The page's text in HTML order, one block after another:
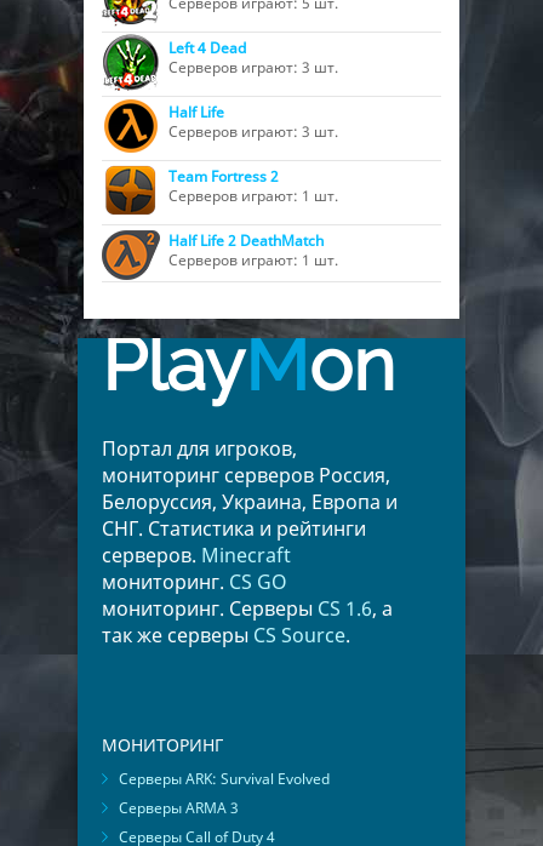
Left 4 Dead
Серверов играют: 3 шт.
Half Life
Серверов играют: 3 шт.
Team Fortress 2
Серверов играют: 1 шт.
Half Life 2 DeathMatch
Серверов играют: 1 шт.
PlayMon
Портал для игроков,
мониторинг серверов Россия,
Белоруссия, Украина, Европа и
СНГ. Статистика и рейтинги
серверов. Minecraft
мониторинг. CS GO
мониторинг. Серверы CS 1.6, а
так же серверы CS Source.
МОНИТОРИНГ
Серверы ARK: Survival Evolved
Серверы ARMA 3
Серверы Call of Duty 4